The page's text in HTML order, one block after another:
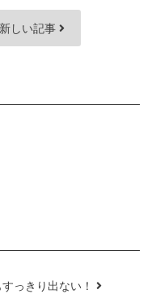
新しい記事
っきり出ない！